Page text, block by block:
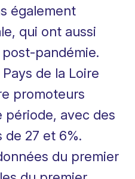
également
qui ont aussi
pandémie.
de la Loire
promoteurs
avec des
de 27 et 6%.
du premier